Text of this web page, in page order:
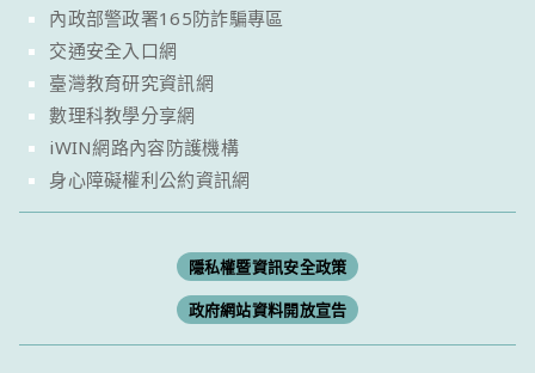
內政部警政署165防詐騙專區
交通安全入口網
臺灣教育研究資訊網
數理科教學分享網
iWIN網路內容防護機構
身心障礙權利公約資訊網
隱私權暨資訊安全政策
政府網站資料開放宣告